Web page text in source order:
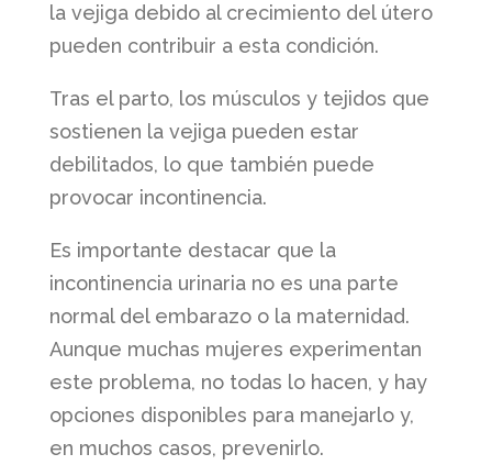
la vejiga debido al crecimiento del útero
pueden contribuir a esta condición.
Tras el parto, los músculos y tejidos que
sostienen la vejiga pueden estar
debilitados, lo que también puede
provocar incontinencia.
Es importante destacar que la
incontinencia urinaria no es una parte
normal del embarazo o la maternidad.
Aunque muchas mujeres experimentan
este problema, no todas lo hacen, y hay
opciones disponibles para manejarlo y,
en muchos casos, prevenirlo.